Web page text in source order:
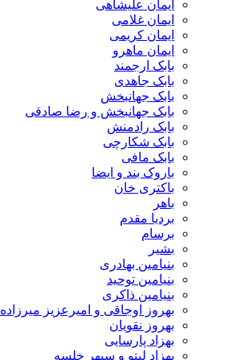
ایمان علیشاهی
ایمان غلامی
ایمان کریمی
ایمان ماهرو
بابک ارجمند
بابک جاهدی
بابک جهانبخش
بابک جهانبخش و رضا صادقی
بابک رادمنش
بابک شکارچی
بابک مافی
باروک بند و ایضا
باکتری خان
باهر
بردیا مقدم
برسام
بشیر
بنیامین بهادری
بنیامین توحید
بنیامین ذاکری
بهروز اوجاقی و امیرعزیز میرزاده
بهروز نقویان
بهزاد پارسایی
بهزاد لیتو و سپهر خلسه